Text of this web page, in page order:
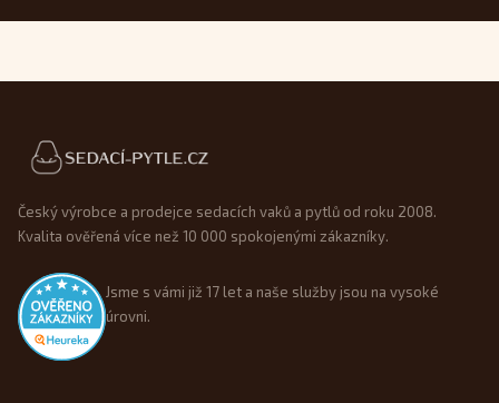
Patička webu
Český výrobce a prodejce sedacích vaků a pytlů od roku 2008.
Kvalita ověřená více než 10 000 spokojenými zákazníky.
Jsme s vámi již 17 let a naše služby jsou na vysoké
úrovni.